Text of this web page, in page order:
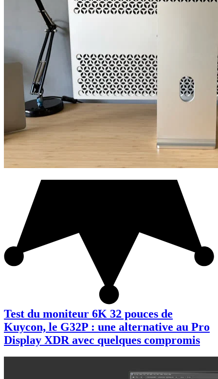
Test du moniteur 6K 32 pouces de
Kuycon, le G32P : une alternative au Pro
Display XDR avec quelques compromis